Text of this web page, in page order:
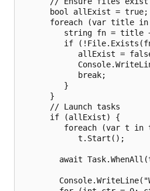
      bool allExist = true;
foreach (var title
string fn = title
if
allExist =
            break;
         }
      }
      // Launch tasks
      if (allExist) {
foreach (var t in
            t.Start();
await